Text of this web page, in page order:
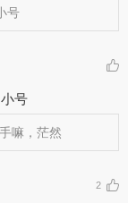
号
号
嘛，茫然
2